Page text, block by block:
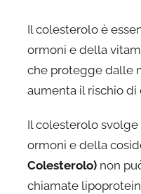
Il colesterolo è
ormoni e della
che protegge dalle
aumenta il rischio
Il colesterolo
ormoni e della
Colesterolo) non
chiamate